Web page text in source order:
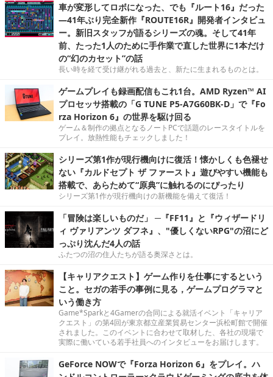
車が変形してロボになった、でも『ルート16』だった
―41年ぶり完全新作『ROUTE16R』開発者インタビュ
ー。新旧スタッフが語るシリーズの魂。そして41年
前、たった1人のために手作業で直した世界に1本だけ
の“幻のカセット”の話
長い時を経て受け継がれる過去と、新たに生まれるものとは。
ゲームプレイも録画配信もこれ1台。AMD Ryzen™ AI
プロセッサ搭載の「G TUNE P5-A7G60BK-D」で『Fo
rza Horizon 6』の世界を駆け回る
ゲーム＆制作の拠点となるノートPCで話題のレースタイトルを
プレイ。放熱性能もチェックしました！
シリーズ第1作が現行機向けに復活！懐かしくも色褪せ
ない『カルドセプト ザ ファースト』遊びやすい機能も
搭載で、あらためて“原典”に触れるのにぴったり
シリーズ第1作が現行機向けの新機能を備えて復活！
「冒険は楽しいものだ」 ─『FF11』と『ウィザードリ
ィ ヴァリアンツ ダフネ』、"優しくないRPG"の沼にど
っぷり沈んだ4人の話
ふたつの沼の住人たちが語る奥深さとは。
【キャリアクエスト】ゲーム作りを仕事にするという
こと。セガの若手の事例に見る，ゲームプログラマと
いう働き方
Game*Sparkと4Gamerの合同による就活イベント「キャリア
クエスト」の第4回が東京都立産業貿易センター浜松町館で開催
されました。このイベントに合わせて取材した、各社の現場で
実際に働いている若手社員へのインタビューをお届けします。
GeForce NOWで『Forza Horizon 6』をプレイ。ハ